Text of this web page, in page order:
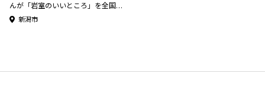
んが「岩室のいいところ」を全国に
紹介！
新潟市